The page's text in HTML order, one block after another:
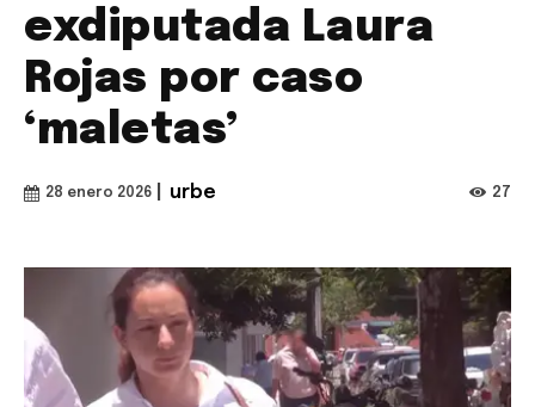
exdiputada Laura
Rojas por caso
‘maletas’
28 enero 2026 urbe 27